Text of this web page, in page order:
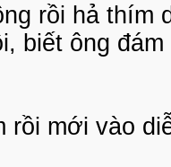
rồi hả thím
biết ông
rồi mới vào